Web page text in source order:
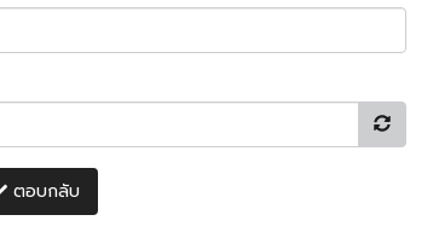
ตอบกลับ